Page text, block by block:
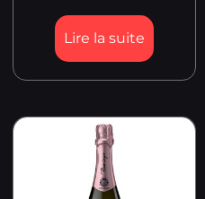
Lire la suite